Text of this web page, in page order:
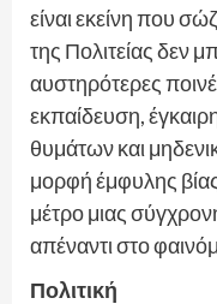
είναι εκείνη που
της Πολιτείας δεν
αυστηρότερες
εκπαίδευση,
θυμάτων και
μορφή έμφυλης
μέτρο μιας
απέναντι στο
Πολιτική